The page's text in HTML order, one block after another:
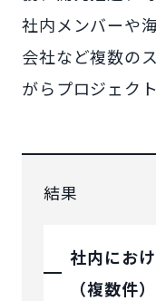
社内メンバーや
会社など複数の
がらプロジェク
結果
社内にお
（複数件）